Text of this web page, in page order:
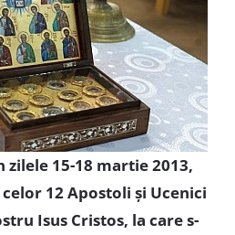
zilele 15-18 martie 2013,
12 Apostoli şi Ucenici
Isus Cristos, la care s-